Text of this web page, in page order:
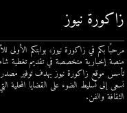
زاكورة نيوز
مرحبًا بكم في زاكورة نيوز، بوابتكم الأولى
منصة إخبارية متخصصة في تقديم تغطية
تأسس موقع زاكورة نيوز بهدف توفير مصدر
نسعى إلى تسليط الضوء على القضايا المحلية
الثقافة والفن.